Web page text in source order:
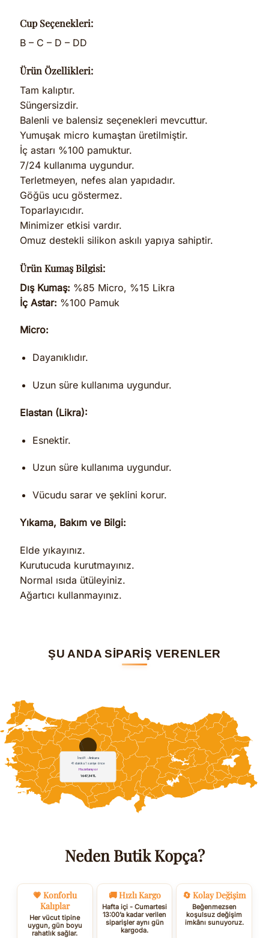
Cup Seçenekleri:
B – C – D – DD
Ürün Özellikleri:
Tam kalıptır.
Süngersizdir.
Balenli ve balensiz seçenekleri mevcuttur.
Yumuşak micro kumaştan üretilmiştir.
İç astarı %100 pamuktur.
7/24 kullanıma uygundur.
Terletmeyen, nefes alan yapıdadır.
Göğüs ucu göstermez.
Toparlayıcıdır.
Minimizer etkisi vardır.
Omuz destekli silikon askılı yapıya sahiptir.
Ürün Kumaş Bilgisi:
Dış Kumaş: %85 Micro, %15 Likra
İç Astar: %100 Pamuk
Micro:
Dayanıklıdır.
Uzun süre kullanıma uygundur.
Elastan (Likra):
Esnektir.
Uzun süre kullanıma uygundur.
Vücudu sarar ve şeklini korur.
Yıkama, Bakım ve Bilgi:
Elde yıkayınız.
Kurutucuda kurutmayınız.
Normal ısıda ütüleyiniz.
Ağartıcı kullanmayınız.
ŞU ANDA SİPARİŞ VERENLER
Neden Butik Kopça?
💗 Konforlu
Kalıplar
Her vücut tipine
uygun, gün boyu
rahatlık sağlar.
🚚 Hızlı Kargo
Hafta içi - Cumartesi
13:00’a kadar verilen
siparişler aynı gün
kargoda.
🔄 Kolay Değişim
Beğenmezsen
koşulsuz değişim
imkânı sunuyoruz.